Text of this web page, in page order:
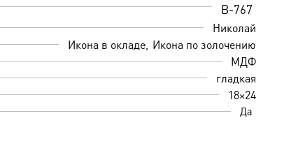
B-767
Николай
Икона в окладе Икона по золочению
МДФ
гладкая
18×24
Да